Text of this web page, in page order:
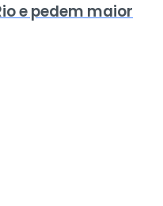
e pedem maior